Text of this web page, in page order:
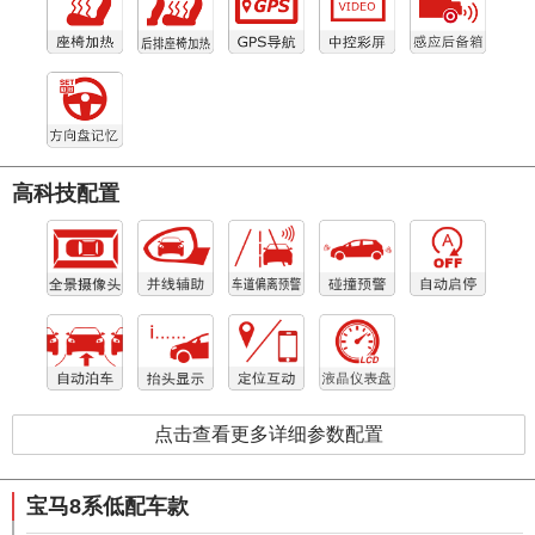
高科技配置
点击查看更多详细参数配置
宝马8系低配车款